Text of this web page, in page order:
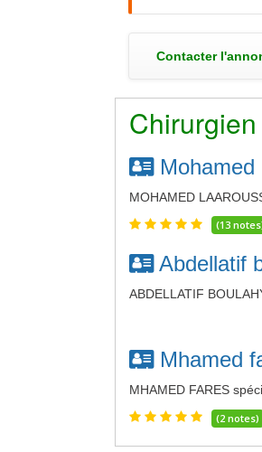
Contacter
Mohamed
MOHAMED
(13
Abdellatif
ABDELLATIF
Mhamed
MHAMED FARES
(2 notes)